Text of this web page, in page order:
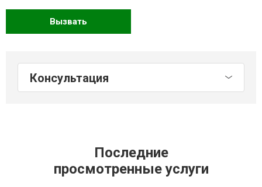
Вызвать
Консультация
Последние
просмотренные услуги